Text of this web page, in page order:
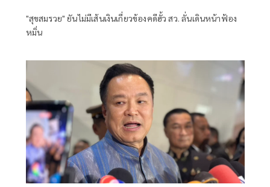
"สุขสมรวย" ยันไม่มีเส้นเงินเกี่ยวข้องคดีฮั้ว สว. ลั่นเดินหน้าฟ้อง
หมิ่น